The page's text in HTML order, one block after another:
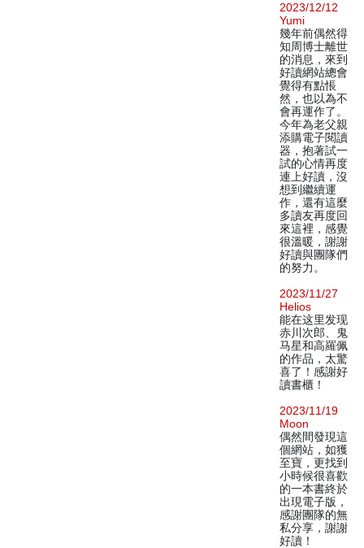
2023/12/12
Yumi
幾年前偶然得
知周博士離世
的消息，來到
好讀網站總會
覺得有點悵
然，也以為不
會再運作了。
今年為老父親
添購電子閱讀
器，抱著試一
試的心情再度
連上好讀，沒
想到繼續運
作，還有這麼
多讀友再度回
來這裡，感覺
很溫暖，謝謝
好讀與團隊們
的努力。
2023/11/27
Helios
能在这里发现
赤川次郎、鬼
马星和高羅佩
的作品，太驚
喜了！感謝好
讀書櫃！
2023/11/19
Moon
偶然間發現這
個網站，如獲
至寶，更找到
小時候很喜歡
的一本書終於
出現電子版，
感謝團隊的無
私分享，謝謝
好讀！